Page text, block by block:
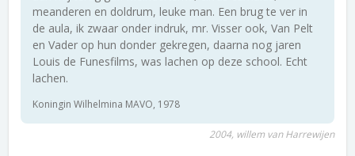
meanderen en doldrum, leuke man. Een brug te ver in
de aula, ik zwaar onder indruk, mr. Visser ook, Van Pelt
en Vader op hun donder gekregen, daarna nog jaren
Louis de Funesfilms, was lachen op deze school. Echt
lachen.
Koningin Wilhelmina MAVO, 1978
2004, willem van Harrewijen